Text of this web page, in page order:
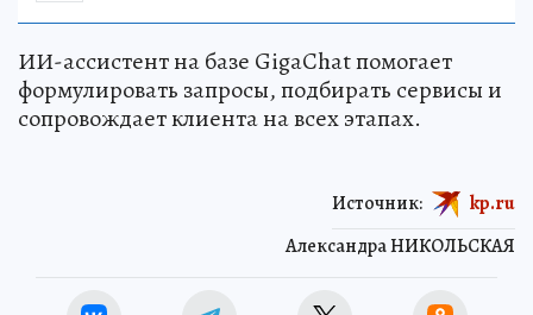
ИИ-ассистент на базе GigaChat помогает
формулировать запросы, подбирать сервисы и
сопровождает клиента на всех этапах.
Александра НИКОЛЬСКАЯ
Источник: kp.ru